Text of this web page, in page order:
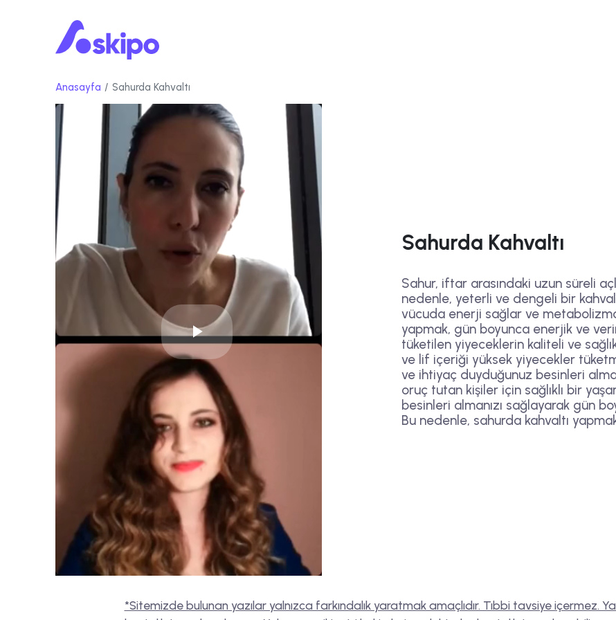
Anasayfa Sahurda Kahvaltı
Play
Video
Sahurda Kahvaltı
Sahur, iftar arasındaki uzun süreli
nedenle, yeterli ve dengeli bir
vücuda enerji sağlar ve
yapmak, gün boyunca enerjik ve
tüketilen yiyeceklerin kaliteli ve
ve lif içeriği yüksek yiyecekler
ve ihtiyaç duyduğunuz besinleri
oruç tutan kişiler için sağlıklı bir
besinleri almanızı sağlayarak gün
Bu nedenle, sahurda kahvaltı
*Sitemizde bulunan yazılar yalnızca farkındalık yaratmak amaçlıdır. Tıbbi tavsiye içermez.